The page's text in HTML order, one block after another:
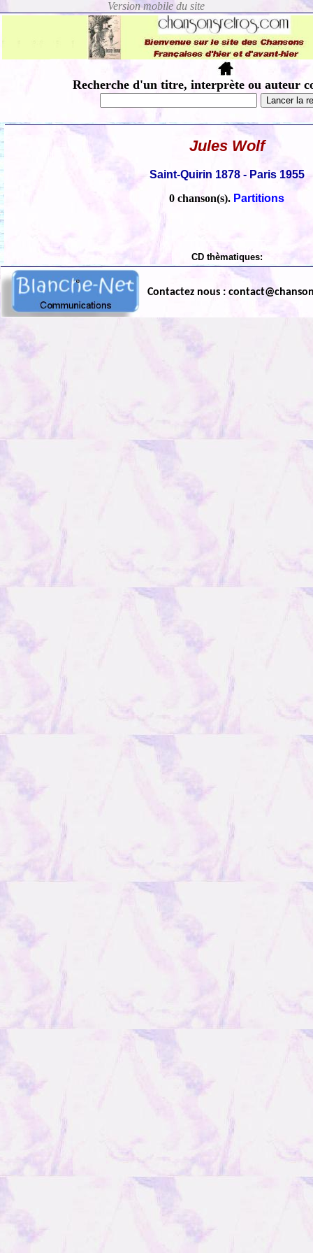
Recherche d'un titre, interprète ou auteur
Jules Wolf
Saint-Quirin 1878 - Paris 1955
0 chanson(s). Partitions
CD thèmatiques:
Contactez nous :